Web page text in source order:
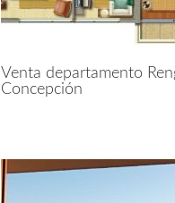
Venta departamento
Concepción